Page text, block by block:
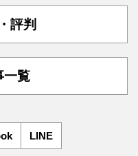
評判
一覧
LINE